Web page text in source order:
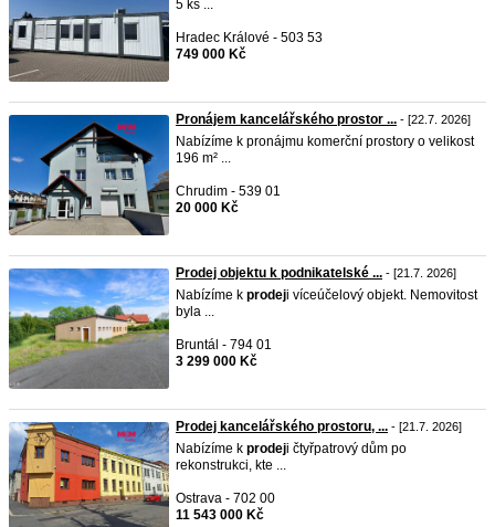
5 ks ...
Hradec Králové - 503 53
749 000 Kč
Pronájem kancelářského prostor ... - [22.7. 2026]
Nabízíme k pronájmu komerční prostory o velikost
196 m² ...
Chrudim - 539 01
20 000 Kč
Prodej objektu k podnikatelské ... - [21.7. 2026]
Nabízíme k prodeji víceúčelový objekt. Nemovitost
byla ...
Bruntál - 794 01
3 299 000 Kč
Prodej kancelářského prostoru, ... - [21.7. 2026]
Nabízíme k prodeji čtyřpatrový dům po
rekonstrukci, kte ...
Ostrava - 702 00
11 543 000 Kč